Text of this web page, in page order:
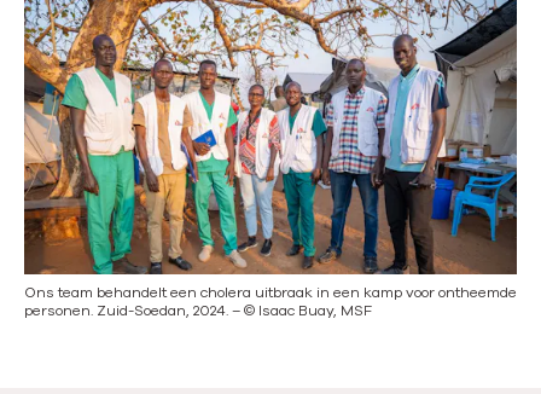
Ons team behandelt een cholera uitbraak in een kamp voor ontheemde
personen. Zuid-Soedan, 2024.–© Isaac Buay, MSF